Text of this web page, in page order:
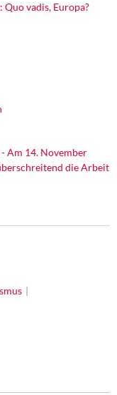
vadis, Europa?
Am 14. November
die Arbeit